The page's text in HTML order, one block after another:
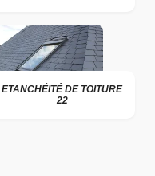
ETANCHÉITÉ DE TOITURE
22